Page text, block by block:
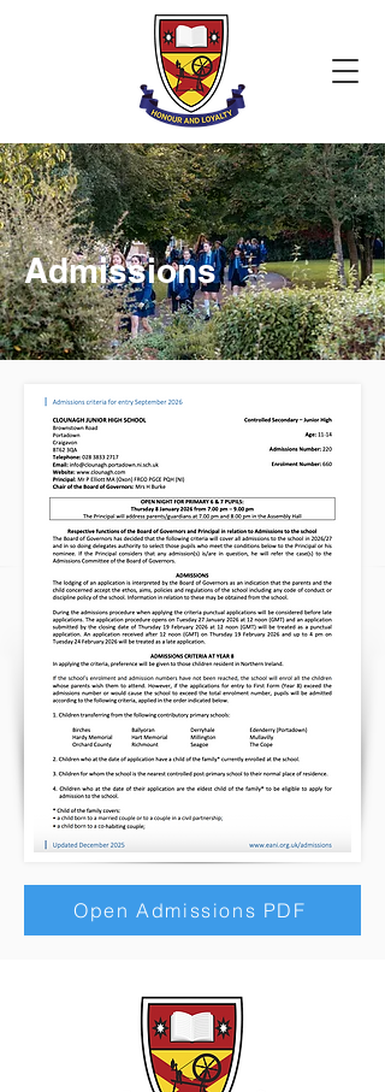
Admissions
Open Admissions PDF